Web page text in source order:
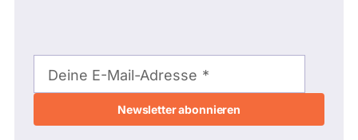
Mail-
Adresse
Deine E-Mail-Adresse